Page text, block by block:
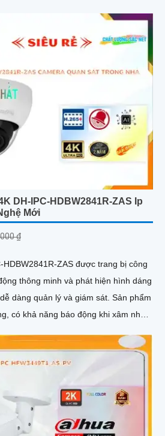
DH-IPC-HDBW2841R-ZAS Ip
Mới
₫
ZAS được trang bị công
thông minh và phát hiện hình dáng
quản lý và giám sát. Sản phẩm
có khả năng báo động khi xâm nhập